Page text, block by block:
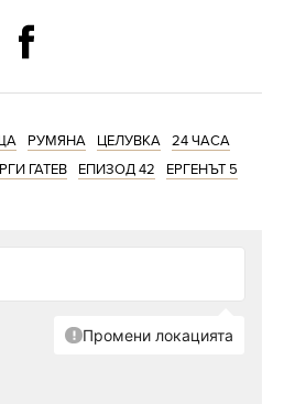
РУМЯНА ЦЕЛУВКА
24 ЧАСА
ГАТЕВ ЕПИЗОД 42 ЕРГЕНЪТ 5